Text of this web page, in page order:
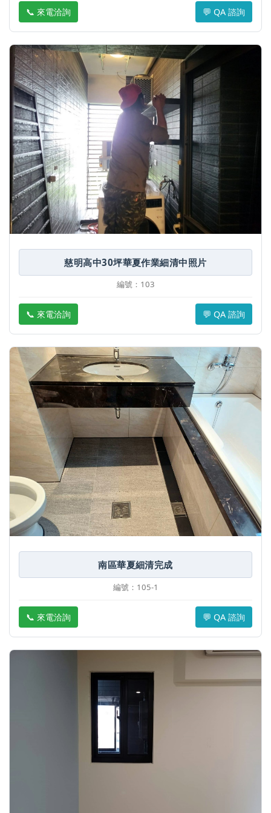
📞 來電洽詢 💬 QA 諮詢
慈明高中30坪華夏作業細清中照片
編號：103
📞 來電洽詢 💬 QA 諮詢
南區華夏細清完成
編號：105-1
📞 來電洽詢 💬 QA 諮詢